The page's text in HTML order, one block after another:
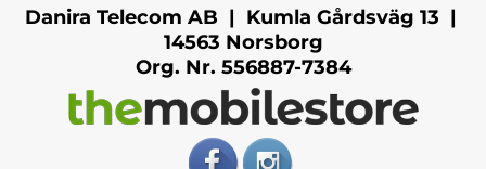
Danira Telecom AB | Kumla Gårdsväg 13 |
14563 Norsborg
Org. Nr. 556887-7384